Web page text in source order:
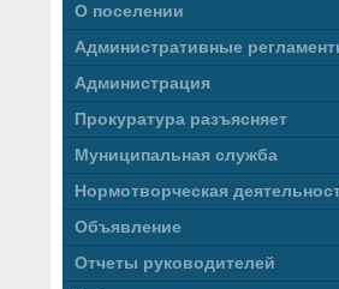
О поселении
Административные
Администрация
Прокуратура разъясняет
Муниципальная служба
Нормотворческая
Объявление
Отчеты руководителей